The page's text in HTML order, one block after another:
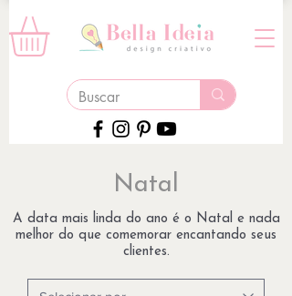
Natal
A data mais linda do ano é o Natal e nada
melhor do que comemorar encantando seus
clientes.